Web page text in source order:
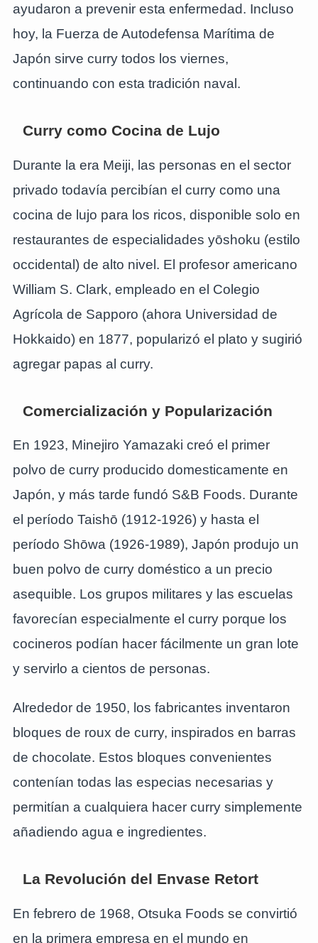
ayudaron a prevenir esta enfermedad. Incluso
hoy, la Fuerza de Autodefensa Marítima de
Japón sirve curry todos los viernes,
continuando con esta tradición naval.
Curry como Cocina de Lujo
Durante la era Meiji, las personas en el sector
privado todavía percibían el curry como una
cocina de lujo para los ricos, disponible solo en
restaurantes de especialidades yōshoku (estilo
occidental) de alto nivel. El profesor americano
William S. Clark, empleado en el Colegio
Agrícola de Sapporo (ahora Universidad de
Hokkaido) en 1877, popularizó el plato y sugirió
agregar papas al curry.
Comercialización y Popularización
En 1923, Minejiro Yamazaki creó el primer
polvo de curry producido domesticamente en
Japón, y más tarde fundó S&B Foods. Durante
el período Taishō (1912-1926) y hasta el
período Shōwa (1926-1989), Japón produjo un
buen polvo de curry doméstico a un precio
asequible. Los grupos militares y las escuelas
favorecían especialmente el curry porque los
cocineros podían hacer fácilmente un gran lote
y servirlo a cientos de personas.
Alrededor de 1950, los fabricantes inventaron
bloques de roux de curry, inspirados en barras
de chocolate. Estos bloques convenientes
contenían todas las especias necesarias y
permitían a cualquiera hacer curry simplemente
añadiendo agua e ingredientes.
La Revolución del Envase Retort
En febrero de 1968, Otsuka Foods se convirtió
en la primera empresa en el mundo en